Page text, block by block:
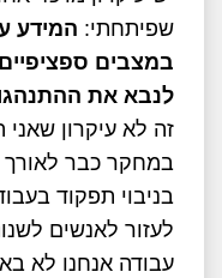
שפיתחתי: המידע
במצבים
לנבא את
זה לא עיקרון
במחקר כבר
בניבוי תפקוד
לעזור לאנשים
עבודה אנחנו לא